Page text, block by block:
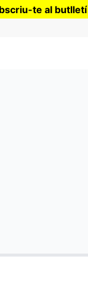
te al